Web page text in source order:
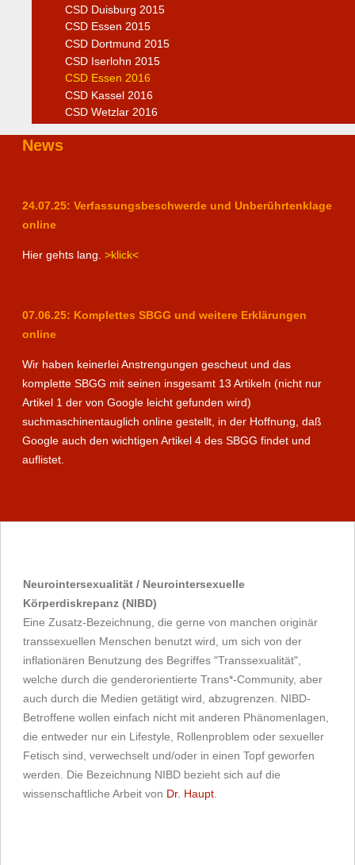
CSD Duisburg 2015
CSD Essen 2015
CSD Dortmund 2015
CSD Iserlohn 2015
CSD Essen 2016
CSD Kassel 2016
CSD Wetzlar 2016
News
24.07.25: Verfassungsbeschwerde und Unberührtenklage
online
Hier gehts lang. >klick<
07.06.25: Komplettes SBGG und weitere Erklärungen
online
Wir haben keinerlei Anstrengungen gescheut und das
komplette SBGG mit seinen insgesamt 13 Artikeln (nicht nur
Artikel 1 der von Google leicht gefunden wird)
suchmaschinentauglich online gestellt, in der Hoffnung, daß
Google auch den wichtigen Artikel 4 des SBGG findet und
auflistet.
Neurointersexualität / Neurointersexuelle
Körperdiskrepanz (NIBD)
Eine Zusatz-Bezeichnung, die gerne von manchen originär
transsexuellen Menschen benutzt wird, um sich von der
inflationären Benutzung des Begriffes "Transsexualität",
welche durch die genderorientierte Trans*-Community, aber
auch durch die Medien getätigt wird, abzugrenzen. NIBD-
Betroffene wollen einfach nicht mit anderen Phänomenlagen,
die entweder nur ein Lifestyle, Rollenproblem oder sexueller
Fetisch sind, verwechselt und/oder in einen Topf geworfen
werden. Die Bezeichnung NIBD bezieht sich auf die
wissenschaftliche Arbeit von Dr. Haupt